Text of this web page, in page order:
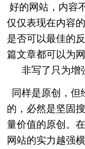
好的网站，内容
仅仅表现在内容
是否可以最佳的
篇文章都可以为
非写了只为增
同样是原创，但
的，必然是坚固
量价值的原创。
网站的实力越强